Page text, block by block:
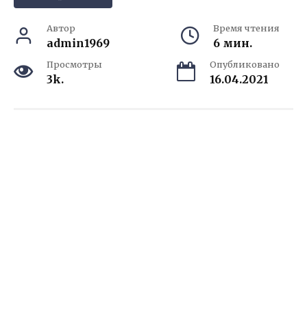
Автор
admin1969
Время чтения
6 мин.
Просмотры
3k.
Опубликовано
16.04.2021